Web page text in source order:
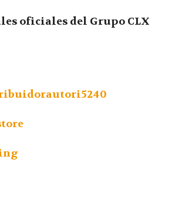
oficiales del Grupo CLX